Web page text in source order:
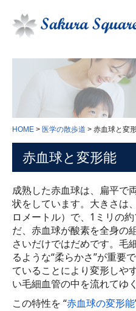
臓器のはたらき
医学の散歩道
身体検査
血液学検査
生化学検査
免疫血清学的検査
感染症検査
HOME 医学の散歩道 赤血球と変
赤血球と変形能
成熟した赤血球は、扁平で
状をしています。大きさは
ロメートル）で、1ミリの
だ、赤血球が酸素を全身の
さいだけではだめです。毛
るような“柔らかさ”が重要
ていることにより変形しや
い毛細血管の中を流れてゆ
この特性を “赤血球の変形能